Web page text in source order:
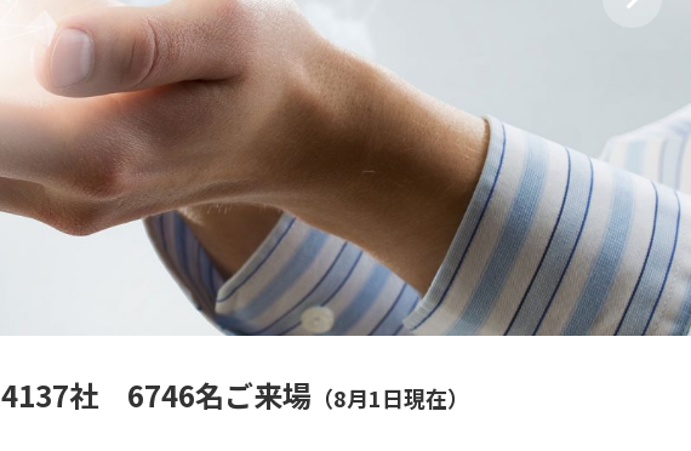
4137社 6746名ご来場 （8月1日現在）